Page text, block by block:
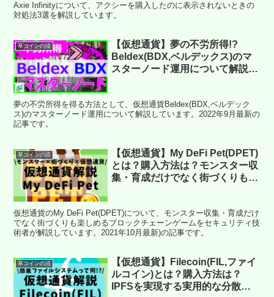
Axie Infinityについて、アクシーを購入したのに表示されないときの
対処法3選を解説しています。
草コインの沼
【仮想通貨】夢の不労所得!?
Beldex(BDX,ベルデックス)のマ
スターノード運用について解説！
夢の不労所得を得る方法として、仮想通貨Beldex(BDX,ベルデック
ス)のマスターノード運用について解説しています。2022年9月最新の
記事です。
草コインの沼
【仮想通貨】My DeFi Pet(DPET)
とは？購入方法は？モンスター収
集・育成だけでなく街づくりも楽
(2021年10月最新)
仮想通貨のMy DeFi Pet(DPET)について、モンスター収集・育成だけ
でなく街づくりも楽しめるブロックチェーンゲームをセキュリティ技
術者が解説しています。2021年10月最新)の記事です。
草コインの沼
【仮想通貨】Filecoin(FIL,ファイ
ルコイン)とは？購入方法は？
IPFSを実現する実用的な分散型